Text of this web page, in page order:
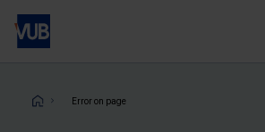
Skip
main
Breadcrumb
Error on page